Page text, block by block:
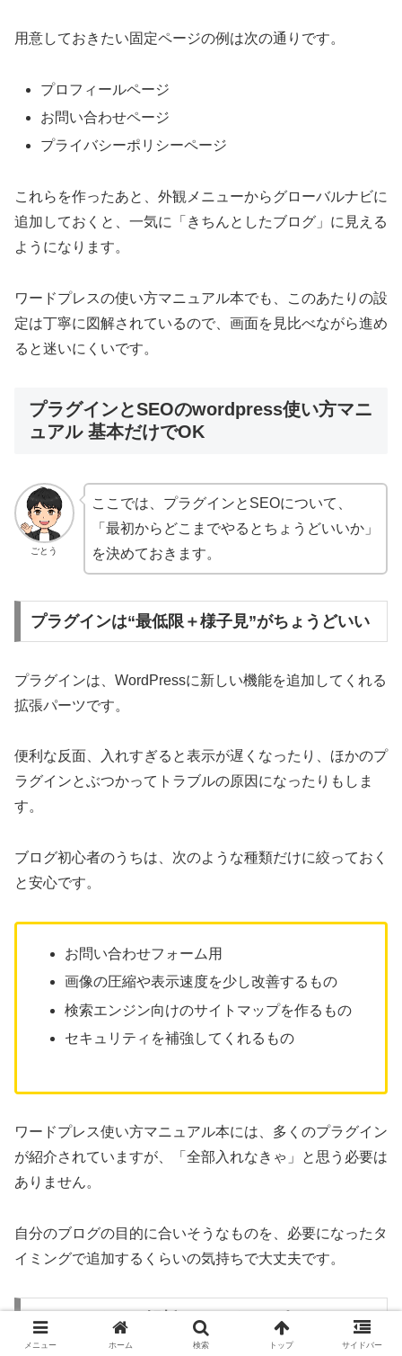
用意しておきたい固定ページの例は次の通りです。
プロフィールページ
お問い合わせページ
プライバシーポリシーページ
これらを作ったあと、外観メニューからグローバルナビに
追加しておくと、一気に「きちんとしたブログ」に見える
ようになります。
ワードプレスの使い方マニュアル本でも、このあたりの設
定は丁寧に図解されているので、画面を見比べながら進め
ると迷いにくいです。
プラグインとSEOのwordpress使い方マニ
ュアル 基本だけでOK
ごとう
ここでは、プラグインとSEOについて、
「最初からどこまでやるとちょうどいいか」
を決めておきます。
プラグインは“最低限＋様子見”がちょうどいい
プラグインは、WordPressに新しい機能を追加してくれる
拡張パーツです。
便利な反面、入れすぎると表示が遅くなったり、ほかのプ
ラグインとぶつかってトラブルの原因になったりもしま
す。
ブログ初心者のうちは、次のような種類だけに絞っておく
と安心です。
お問い合わせフォーム用
画像の圧縮や表示速度を少し改善するもの
検索エンジン向けのサイトマップを作るもの
セキュリティを補強してくれるもの
ワードプレス使い方マニュアル本には、多くのプラグイン
が紹介されていますが、「全部入れなきゃ」と思う必要は
ありません。
自分のブログの目的に合いそうなものを、必要になったタ
イミングで追加するくらいの気持ちで大丈夫です。
SEOとアクセス解析の“ここだけ”ポイント
メニュー ホーム 検索 トップ サイドバー